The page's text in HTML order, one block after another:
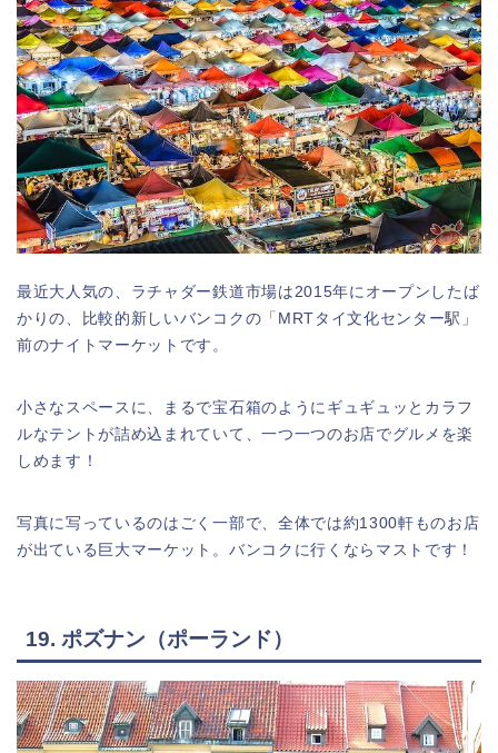
最近大人気の、ラチャダー鉄道市場は2015年にオープンしたば
かりの、比較的新しいバンコクの「MRTタイ文化センター駅」
前のナイトマーケットです。
小さなスペースに、まるで宝石箱のようにギュギュッとカラフ
ルなテントが詰め込まれていて、一つ一つのお店でグルメを楽
しめます！
写真に写っているのはごく一部で、全体では約1300軒ものお店
が出ている巨大マーケット。バンコクに行くならマストです！
19. ポズナン（ポーランド）